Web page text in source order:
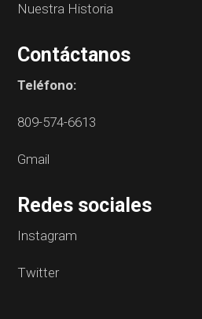
Nuestra Historia
Contáctanos
Teléfono:
809-574-6613
Gmail
Redes sociales
Instagram
Twitter